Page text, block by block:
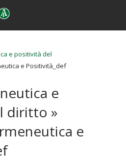
e positività del
e Positività_def
e
diritto »
e